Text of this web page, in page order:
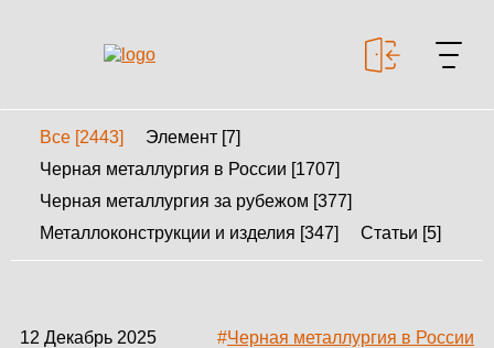
МЕТАЛЛОКОНСТРУКЦИИ
Все [2443]
Элемент [7]
Черная металлургия в России [1707]
Черная металлургия за рубежом [377]
Металлоконструкции и изделия [347]
Статьи [5]
12 Декабрь 2025 #Черная металлургия в России